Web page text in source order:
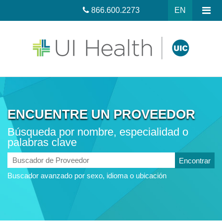
EN
866.600.2273
ENCUENTRE UN PROVEEDOR
Búsqueda por nombre, especialidad o
palabras clave
Buscador
de
Proveedor
Buscador avanzado por sexo, idioma o ubicación